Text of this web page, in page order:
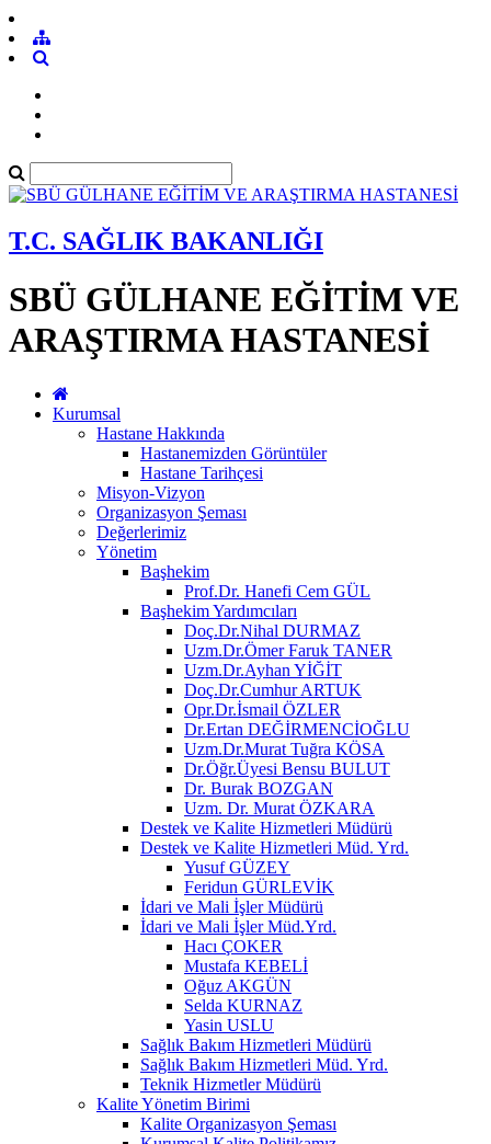
T.C. SAĞLIK BAKANLIĞI
SBÜ GÜLHANE EĞİTİM VE
ARAŞTIRMA HASTANESİ
Kurumsal
Hastane Hakkında
Hastanemizden Görüntüler
Hastane Tarihçesi
Misyon-Vizyon
Organizasyon Şeması
Değerlerimiz
Yönetim
Başhekim
Prof.Dr. Hanefi Cem GÜL
Başhekim Yardımcıları
Doç.Dr.Nihal DURMAZ
Uzm.Dr.Ömer Faruk TANER
Uzm.Dr.Ayhan YİĞİT
Doç.Dr.Cumhur ARTUK
Opr.Dr.İsmail ÖZLER
Dr.Ertan DEĞİRMENCİOĞLU
Uzm.Dr.Murat Tuğra KÖSA
Dr.Öğr.Üyesi Bensu BULUT
Dr. Burak BOZGAN
Uzm. Dr. Murat ÖZKARA
Destek ve Kalite Hizmetleri Müdürü
Destek ve Kalite Hizmetleri Müd. Yrd.
Yusuf GÜZEY
Feridun GÜRLEVİK
İdari ve Mali İşler Müdürü
İdari ve Mali İşler Müd.Yrd.
Hacı ÇOKER
Mustafa KEBELİ
Oğuz AKGÜN
Selda KURNAZ
Yasin USLU
Sağlık Bakım Hizmetleri Müdürü
Sağlık Bakım Hizmetleri Müd. Yrd.
Teknik Hizmetler Müdürü
Kalite Yönetim Birimi
Kalite Organizasyon Şeması